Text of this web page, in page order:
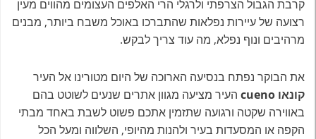
קרבת הגבול הצרפתי ולרגלי הרי האלפים העצומים מהווים מעין
רצועה של עיירות נפלאות שהתברכו באוכל משבח ביותר, מבנים
מרהיבים ונוף נפלא, מה עוד צריך לבקש.
את הבוקר נפתח בנסיעה הארוכה של היום מטורינו אל העיר
קונאו cueno
העיר מציעה מגוון אתרים שנעים לשוטט בהם
באווירה שקטה ורגועה שתזמין אתכם פשוט לשבת באחד מבתי
הקפה או המסעדות בעיר ולהנות מהיופי, השלווה ומעל הכל